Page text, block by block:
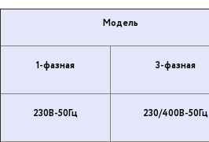
Модель
1-фазная
3-фазная
230В-50Гц 230/400В-50Гц